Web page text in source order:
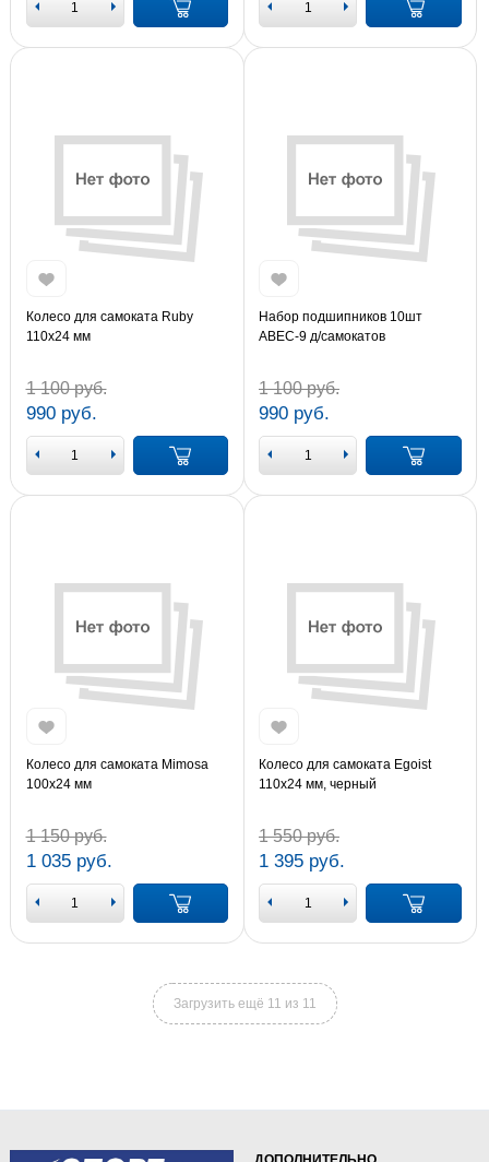
Колесо для самоката Ruby
110x24 мм
1 100 руб.
990 руб.
Набор подшипников 10шт
ABEC-9 д/самокатов
1 100 руб.
990 руб.
Колесо для самоката Mimosa
100x24 мм
1 150 руб.
1 035 руб.
Колесо для самоката Egoist
110x24 мм, черный
1 550 руб.
1 395 руб.
Загрузить ещё 11 из 11